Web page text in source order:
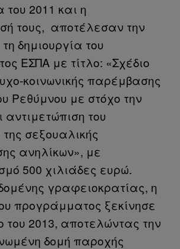
2011 και η
τους, αποτέλεσαν την
δημιουργία του
ΕΣΠΑ με τίτλο: «Σχέδιο
κοινωνικής παρέμβασης
Ρεθύμνου με στόχο την
του
σεξουαλικής
ανηλίκων», με
500 χιλιάδες ευρώ.
γραφειοκρατίας, η
προγράμματος ξεκίνησε
του 2013, αποτελώντας την
δομή παροχής